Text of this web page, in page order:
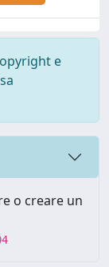
e
o creare un